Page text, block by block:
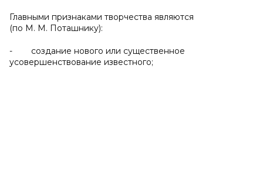
Главными признаками творчества являются
(по М. М. Поташнику):
- создание нового или существенное
усовершенствование известного;